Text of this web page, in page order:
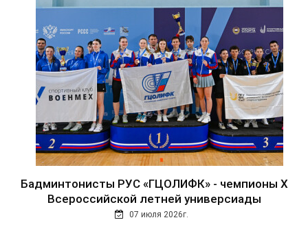
Бадминтонисты РУС «ГЦОЛИФК» - чемпионы Х
Всероссийской летней универсиады
07 июля 2026г.